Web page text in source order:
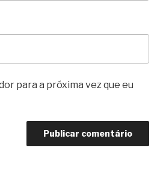
para a próxima vez que eu